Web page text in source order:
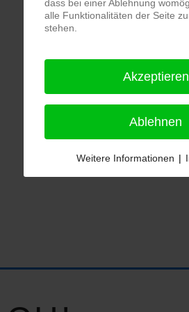
dass bei einer Ablehnung
alle Funktionalitäten der Seite
stehen.
Akzeptieren
Ablehnen
Weitere Informationen |